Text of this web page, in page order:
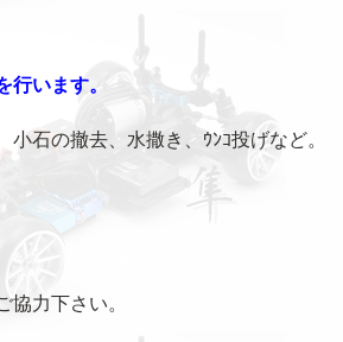
行います。
石の撤去、水撒き、ｳﾝｺ投げなど。
力下さい。